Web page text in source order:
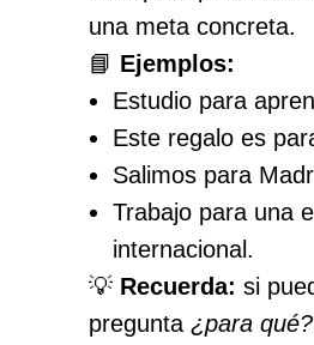
una meta concreta.
📘 Ejemplos:
Estudio para
Este regalo es
Salimos para
Trabajo para una
internacional.
💡 Recuerda: si
pregunta ¿para qué?